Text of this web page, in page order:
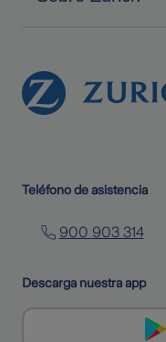
Teléfono de asistencia
900 903 314
Descarga nuestra app